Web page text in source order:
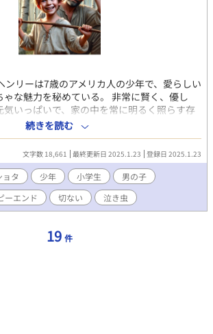
ンリーは7歳のアメリカ人の少年で、愛らしい
な魅力を秘めている。 非常に賢く、優し
気いっぱいで、家の中を常に明るく照らす存
リーの父親で、55歳のアメリカ人。 自分の仕
も、何よりも息子ヘンリーを大切にしてい
数の企業のCEOであり、その仕事柄厳格だ
は溢れんばかりの愛情を注いでいる。 妻を
った後、ジョンの生活はヘンリー一人で支え
、週末ジョンはどうしても仕事を休めず、息
くれる母親も用事があって不在。 ジョンは
ルにヘンリーの面倒をお願いすることにし
失感は計り知れない。 フィルは、一人暮らし
続きを読む
文字数 18,661 最終更新日 2025.1.23 登録日 2025.1.23
ョタ 少年 小学生
男の子
ーエンド 切ない 泣き虫
19 件